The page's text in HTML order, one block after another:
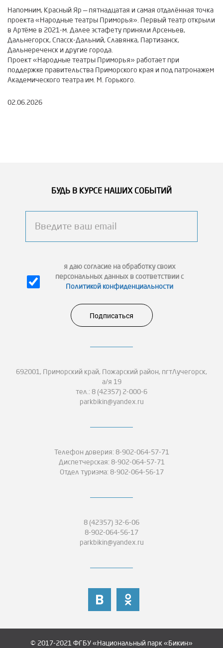
Напомним, Красный Яр — пятнадцатая и самая отдалённая точка
проекта «Народные театры Приморья». Первый театр открыли
в Артёме в 2021-м. Далее эстафету приняли Арсеньев,
Дальнегорск, Спасск-Дальний, Славянка, Партизанск,
Дальнереченск и другие города.
Проект «Народные театры Приморья» работает при
поддержке правительства Приморского края и под патронажем
Академического театра им. М. Горького.
02.06.2026
БУДЬ В КУРСЕ НАШИХ СОБЫТИЙ
я даю согласие на обработку своих
персональных данных в соответствии с
Политикой конфиденциальности
Подписаться
692001, Приморский край, Пожарский район, пгтЛучегорск,
а/я 19
тел.: 8 (42357) 2-000-6
parkbikin@yandex.ru
Телефон доверия: 8-902-064-57-71
Диспетчерская: 8-902-064-57-71
Отдел туризма: 8-902-064-56-17
8 (42357) 32-6-06
8-902-064-56-17
parkbikin@yandex.ru
© 2017-2021 ФГБУ «Национальный парк «Бикин»